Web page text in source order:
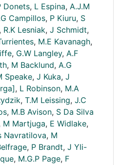
Donets, L Espina, A.J.M
Campillos, P Kiuru, S
, R.K Lesniak, J Schmidt,
, M.E Kavanagh,
, G.W Langley, A.F
, M Backlund, A.G
Speake, J Kuka, J
, L Robinson, M.A
, T.M Leissing, J.C
, M.B Avison, S Da Silva
M Martjuga, E Widlake,
Navratilova, M
, P Brandt, J Yli-
, M.G.P Page, F